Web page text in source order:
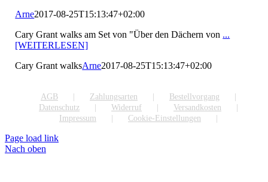
Arne2017-08-25T15:13:47+02:00
Cary Grant walks am Set von "Über den Dächern von ...
[WEITERLESEN]
Cary Grant walksArne2017-08-25T15:13:47+02:00
AGB Zahlungsarten
Bestellvorgang
Datenschutz
Widerruf
Versandkosten
Impressum
Cookie-Einstellungen
Page load link
Nach oben